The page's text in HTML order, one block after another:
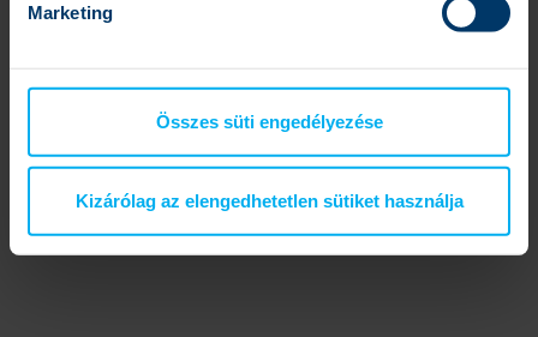
Marketing
Összes süti engedélyezése
Kizárólag az elengedhetetlen sütiket használja